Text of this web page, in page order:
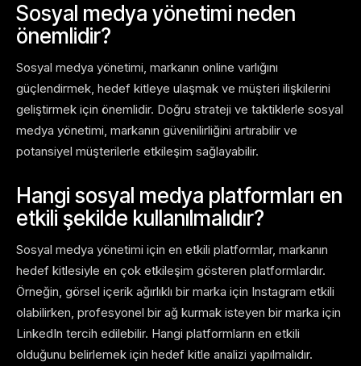
Sosyal medya yönetimi neden
önemlidir?
Sosyal medya yönetimi, markanın online varlığını
güçlendirmek, hedef kitleye ulaşmak ve müşteri ilişkilerini
geliştirmek için önemlidir. Doğru strateji ve taktiklerle sosyal
medya yönetimi, markanın güvenilirliğini artırabilir ve
potansiyel müşterilerle etkileşim sağlayabilir.
Hangi sosyal medya platformları en
etkili şekilde kullanılmalıdır?
Sosyal medya yönetimi için en etkili platformlar, markanın
hedef kitlesiyle en çok etkileşim gösteren platformlardır.
Örneğin, görsel içerik ağırlıklı bir marka için Instagram etkili
olabilirken, profesyonel bir ağ kurmak isteyen bir marka için
LinkedIn tercih edilebilir. Hangi platformların en etkili
olduğunu belirlemek için hedef kitle analizi yapılmalıdır.